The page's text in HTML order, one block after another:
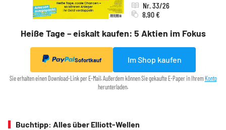
Heiße Tage – eiskalt kaufen: 5 Aktien im Fokus
Nr. 33/26
8,90 €
Sofortkauf Im Shop kaufen
Sie erhalten einen Download-Link per E-Mail. Außerdem können Sie gekaufte E-Paper in Ihrem Konto
herunterladen.
Buchtipp: Alles über Elliott-Wellen